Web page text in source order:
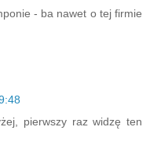
- ba nawet o tej firmie
pierwszy raz widzę ten